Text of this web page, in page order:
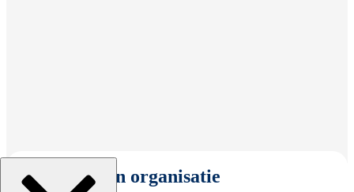
Selecteer een organisatie